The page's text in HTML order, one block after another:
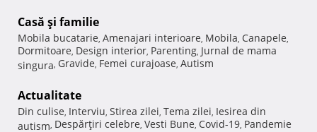
Casă şi familie
Mobila bucatarie, Amenajari interioare, Mobila, Canapele,
Dormitoare, Design interior, Parenting, Jurnal de mama
singura, Gravide, Femei curajoase, Autism
Actualitate
Din culise, Interviu, Stirea zilei, Tema zilei, Iesirea din
autism, Despărţiri celebre, Vesti Bune, Covid-19, Pandemie